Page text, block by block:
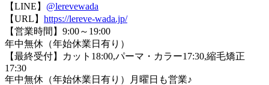
【LINE】 @lerevewada
【URL】 https://lereve-wada.jp/
【営業時間】9:00～19:00
年中無休（年始休業日有り）
【最終受付】カット18:00,パーマ・カラー17:30,縮毛矯正
17:30
年中無休（年始休業日有り）月曜日も営業♪